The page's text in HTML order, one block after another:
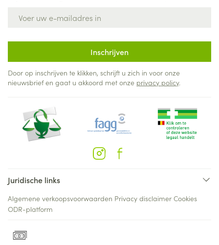
Inschrijven
Door op inschrijven te klikken, schrijft u zich in voor onze
nieuwsbrief en gaat u akkoord met onze privacy policy.
Juridische links
Algemene verkoopsvoorwaarden Privacy disclaimer Cookies
ODR-platform